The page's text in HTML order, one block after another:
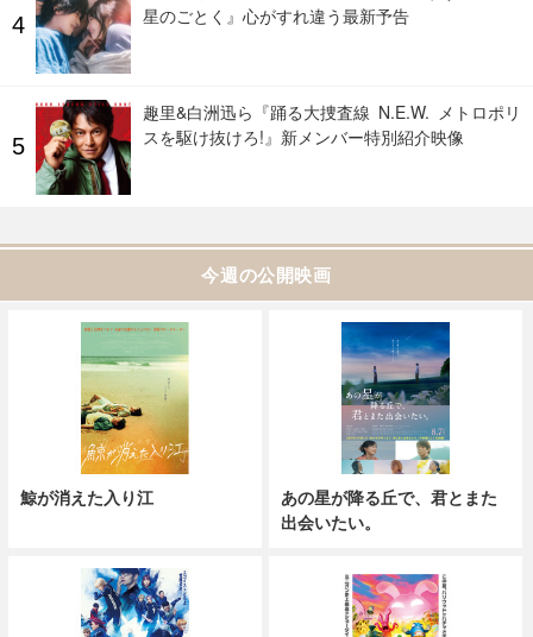
星のごとく』心がすれ違う最新予告
趣里&白洲迅ら『踊る大捜査線 N.E.W. メトロポリ
スを駆け抜けろ!』新メンバー特別紹介映像
今週の公開映画
鯨が消えた入り江
あの星が降る丘で、君とまた
出会いたい。